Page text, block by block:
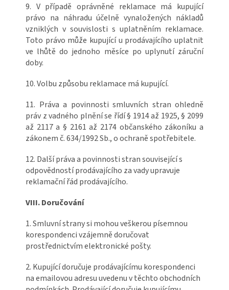
9. V případě oprávněné reklamace má kupující
právo na náhradu účelně vynaložených nákladů
vzniklých v souvislosti s uplatněním reklamace.
Toto právo může kupující u prodávajícího uplatnit
ve lhůtě do jednoho měsíce po uplynutí záruční
doby.
10. Volbu způsobu reklamace má kupující.
11. Práva a povinnosti smluvních stran ohledně
práv z vadného plnění se řídí § 1914 až 1925, § 2099
až 2117 a § 2161 až 2174 občanského zákoníku a
zákonem č. 634/1992 Sb., o ochraně spotřebitele.
12. Další práva a povinnosti stran související s
odpovědností prodávajícího za vady upravuje
reklamační řád prodávajícího.
VIII. Doručování
1. Smluvní strany si mohou veškerou písemnou
korespondenci vzájemně doručovat
prostřednictvím elektronické pošty.
2. Kupující doručuje prodávajícímu korespondenci
na emailovou adresu uvedenu v těchto obchodních